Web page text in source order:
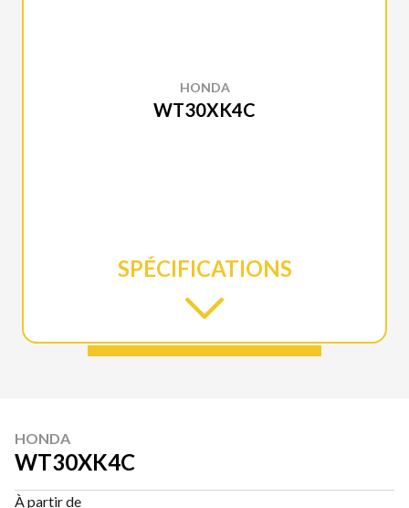
HONDA
WT30XK4C
SPÉCIFICATIONS
HONDA
WT30XK4C
À partir de